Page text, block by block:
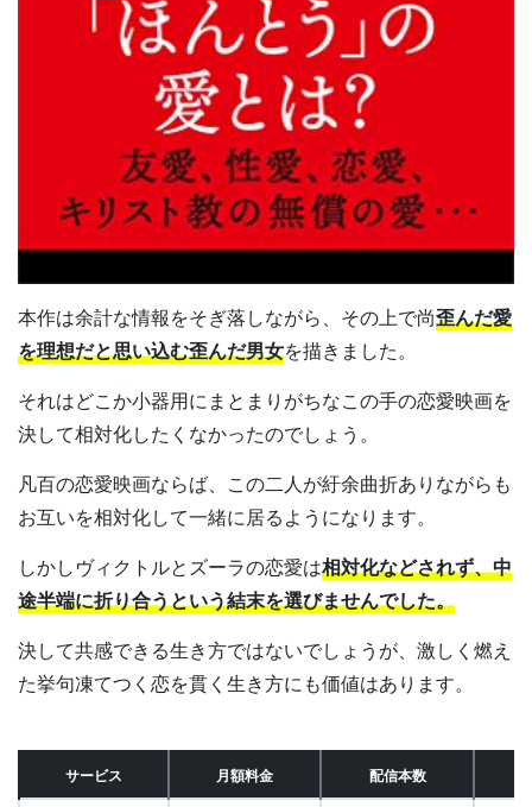
本作は余計な情報をそぎ落しながら、その上で尚歪んだ愛
を理想だと思い込む歪んだ男女を描きました。
それはどこか小器用にまとまりがちなこの手の恋愛映画を
決して相対化したくなかったのでしょう。
凡百の恋愛映画ならば、この二人が紆余曲折ありながらも
お互いを相対化して一緒に居るようになります。
しかしヴィクトルとズーラの恋愛は相対化などされず、中
途半端に折り合うという結末を選びませんでした。
決して共感できる生き方ではないでしょうが、激しく燃え
た挙句凍てつく恋を貫く生き方にも価値はあります。
サービス 月額料金 配信本数